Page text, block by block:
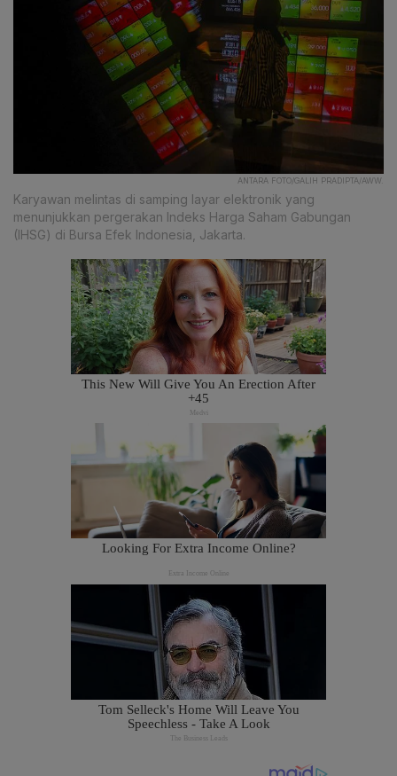
ANTARA FOTO/GALIH PRADIPTA/AWW.
Karyawan melintas di samping layar elektronik yang
menunjukkan pergerakan Indeks Harga Saham Gabungan
(IHSG) di Bursa Efek Indonesia, Jakarta.